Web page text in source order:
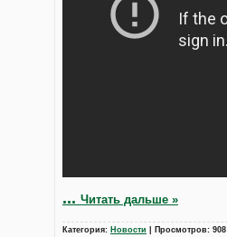
... Читать дальше »
Категория: Новости | Просмотров: